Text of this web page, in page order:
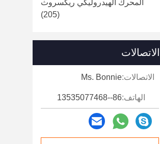
المحرك الهيدروليكي ريكسروث
(205)
الاتصالات
الاتصالات:Ms. Bonnie
الهاتف:86--13535077468